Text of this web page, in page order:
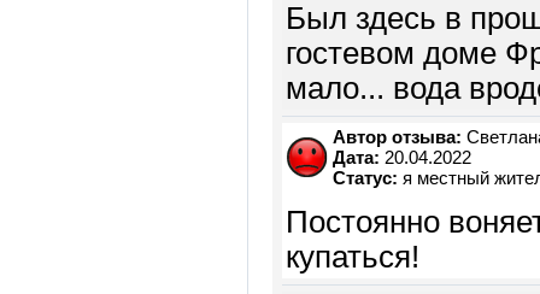
Был здесь в
гостевом доме
мало... вода
Автор отзыва:
Дата: 20.04.2022
Статус: я местный
Постоянно
купаться!